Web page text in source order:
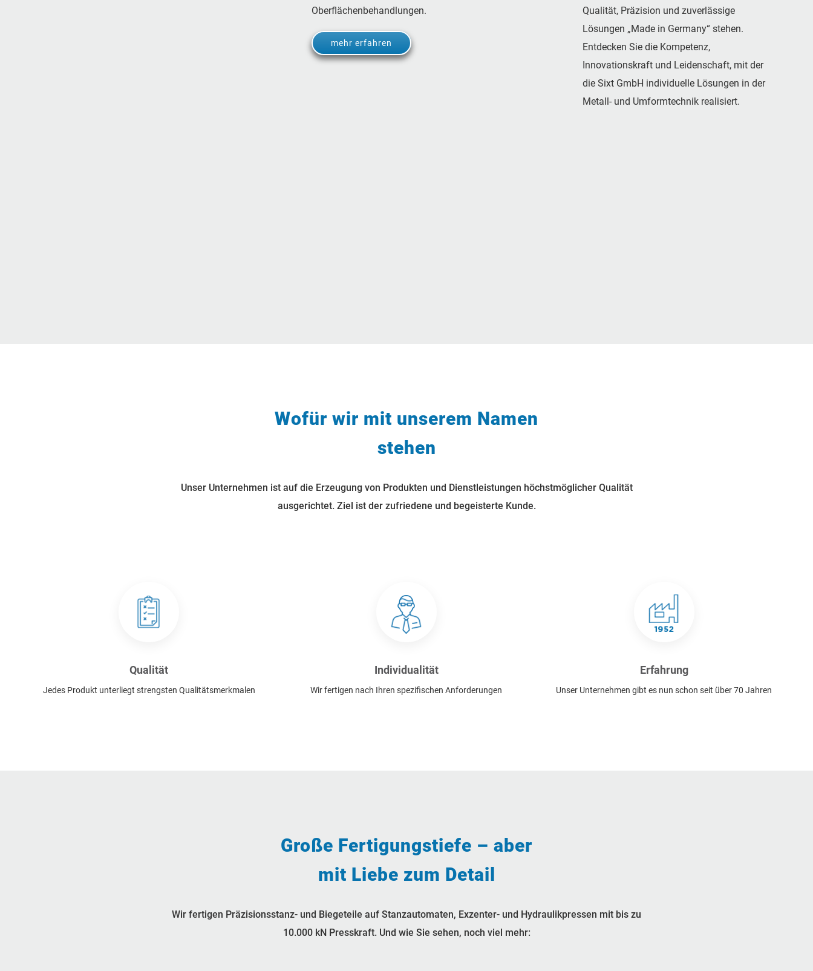
Oberflächenbehandlungen.
mehr erfahren
Qualität, Präzision und zuverlässige
Lösungen „Made in Germany“ stehen.
Entdecken Sie die Kompetenz,
Innovationskraft und Leidenschaft, mit der
die Sixt GmbH individuelle Lösungen in der
Metall- und Umformtechnik realisiert.
Wofür wir mit unserem Namen
stehen
Unser Unternehmen ist auf die Erzeugung von Produkten und Dienstleistungen höchstmöglicher Qualität
ausgerichtet. Ziel ist der zufriedene und begeisterte Kunde.
Qualität
Jedes Produkt unterliegt strengsten Qualitätsmerkmalen
Individualität
Wir fertigen nach Ihren spezifischen Anforderungen
Erfahrung
Unser Unternehmen gibt es nun schon seit über 70 Jahren
Große Fertigungstiefe – aber
mit Liebe zum Detail
Wir fertigen Präzisionsstanz- und Biegeteile auf Stanzautomaten, Exzenter- und Hydraulikpressen mit bis zu
10.000 kN Presskraft. Und wie Sie sehen, noch viel mehr: